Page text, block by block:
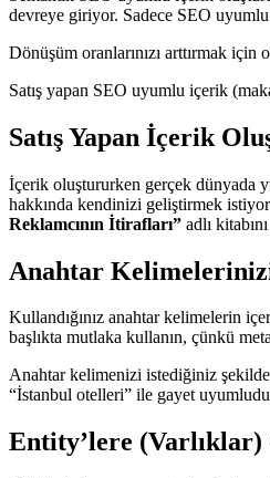
devreye giriyor. Sadece SEO
Dönüşüm oranlarınızı arttırmak
Satış yapan SEO uyumlu içerik
Satış Yapan İçerik
İçerik oluştururken gerçek dünyada
hakkında kendinizi geliştirmek
Reklamcının İtirafları” adlı
Anahtar
Kullandığınız anahtar kelimelerin
başlıkta mutlaka kullanın, çünkü
Anahtar kelimenizi istediğiniz
“İstanbul otelleri” ile gayet
Entity’lere (Varlıklar)